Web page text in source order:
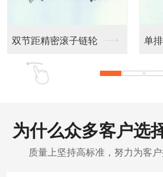
不锈钢链板输送带 扁
为什么众多客户选
质量上坚持高标准，努力为客